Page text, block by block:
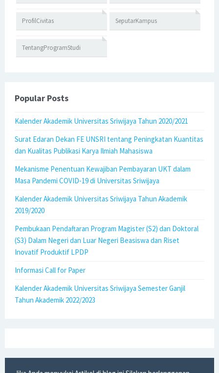
ProfilCivitas SeputarKampus
TentangProgramStudi
Popular Posts
Kalender Akademik Universitas Sriwijaya Tahun 2020/2021
Surat Edaran Dekan FE UNSRI tentang Peningkatan Kuantitas
dan Kualitas Publikasi Karya Ilmiah Mahasiswa
Mekanisme Penentuan Kewajiban Pembayaran UKT dalam
Masa Pandemi COVID-19 di Universitas Sriwijaya
Kalender Akademik Universitas Sriwijaya Tahun Akademik
2019/2020
Pembukaan Pendaftaran Program Magister (S2) dan Doktoral
(S3) Dalam Negeri dan Luar Negeri Beasiswa dan Riset
Inovatif Produktif LPDP
Informasi Call for Paper
Kalender Akademik Universitas Sriwijaya Semester Ganjil
Tahun Akademik 2022/2023